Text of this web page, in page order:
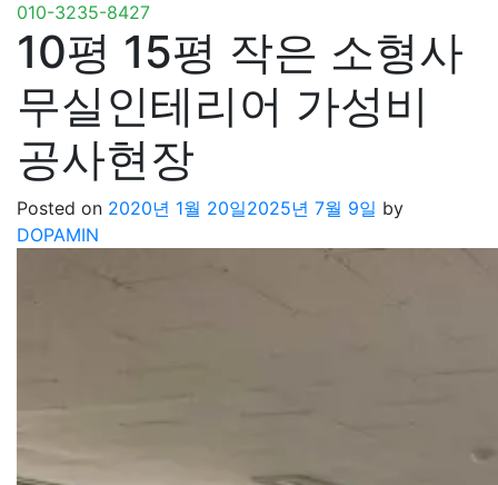
010-3235-8427
10평 15평 작은 소형사
무실인테리어 가성비
공사현장
Posted on 2020년 1월 20일2025년 7월 9일 by
DOPAMIN